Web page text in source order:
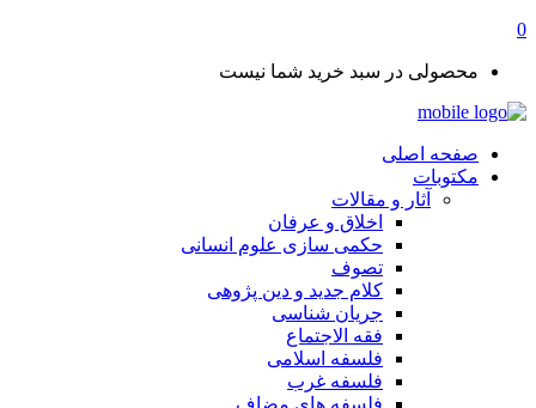
0
محصولی در سبد خرید شما نیست
صفحه اصلی
مکتوبات
آثار و مقالات
اخلاق و عرفان
حکمی سازی علوم انسانی
تصوف
کلام جدید و دین پژوهی
جریان شناسی
فقه الاجتماع
فلسفه اسلامی
فلسفه غرب
فلسفه های مضاف